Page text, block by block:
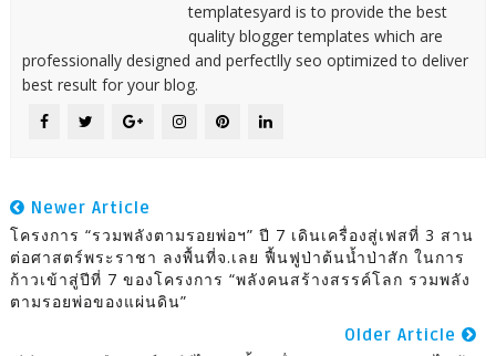
templatesyard is to provide the best
quality blogger templates which are
professionally designed and perfectlly seo optimized to deliver
best result for your blog.
Newer Article
โครงการ “รวมพลังตามรอยพ่อฯ” ปี 7 เดินเครื่องสู่เฟสที่ 3 สาน
ต่อศาสตร์พระราชา ลงพื้นที่จ.เลย ฟื้นฟูป่าต้นน้ำป่าสัก ในการ
ก้าวเข้าสู่ปีที่ 7 ของโครงการ “พลังคนสร้างสรรค์โลก รวมพลัง
ตามรอยพ่อของแผ่นดิน”
Older Article